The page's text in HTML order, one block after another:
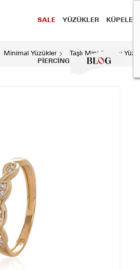
SALE YÜZÜKLER KÜPELER
PİERCİNG BLOG
Minimal Yüzükler Taşlı Mini Sarmal Yüzük